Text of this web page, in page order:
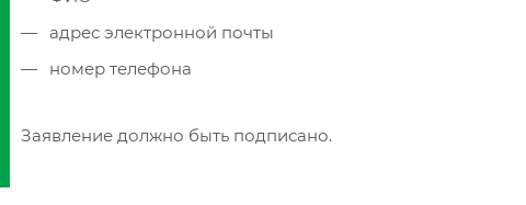
адрес электронной почты
номер телефона
Заявление должно быть подписано.